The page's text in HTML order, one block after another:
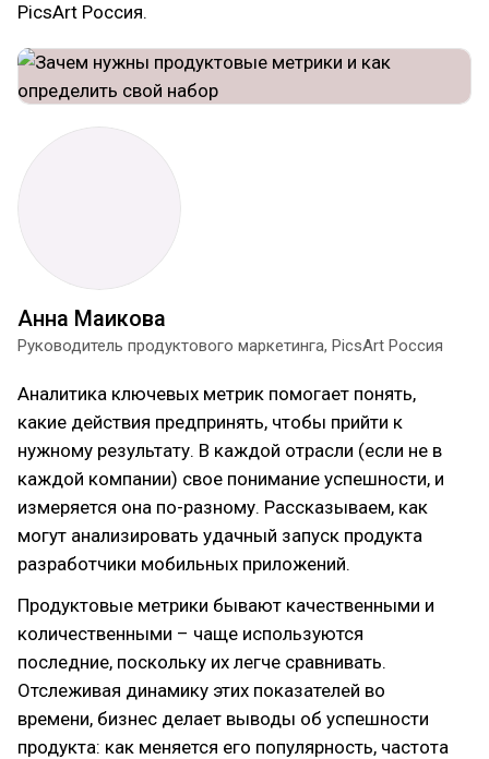
PicsArt Россия.
Анна Маикова
Руководитель продуктового маркетинга, PicsArt Россия
Аналитика ключевых метрик помогает понять,
какие действия предпринять, чтобы прийти к
нужному результату. В каждой отрасли (если не в
каждой компании) свое понимание успешности, и
измеряется она по-разному. Рассказываем, как
могут анализировать удачный запуск продукта
разработчики мобильных приложений.
Продуктовые метрики бывают качественными и
количественными – чаще используются
последние, поскольку их легче сравнивать.
Отслеживая динамику этих показателей во
времени, бизнес делает выводы об успешности
продукта: как меняется его популярность, частота